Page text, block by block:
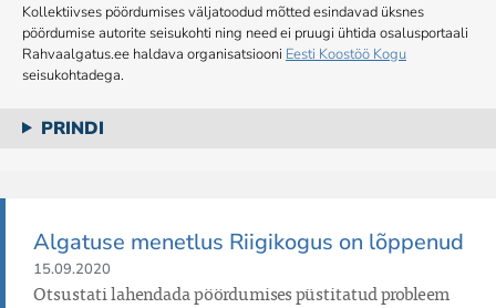
Kollektiivses pöördumises väljatoodud mõtted esindavad üksnes
pöördumise autorite seisukohti ning need ei pruugi ühtida osalusportaali
Rahvaalgatus.ee haldava organisatsiooni Eesti Koostöö Kogu
seisukohtadega.
PRINDI
Algatuse menetlus Riigikogus on lõppenud
15.09.2020
Otsustati lahendada pöördumises püstitatud probleem